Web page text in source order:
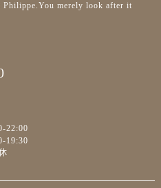
Philippe.You merely look after it
22:00
19:30